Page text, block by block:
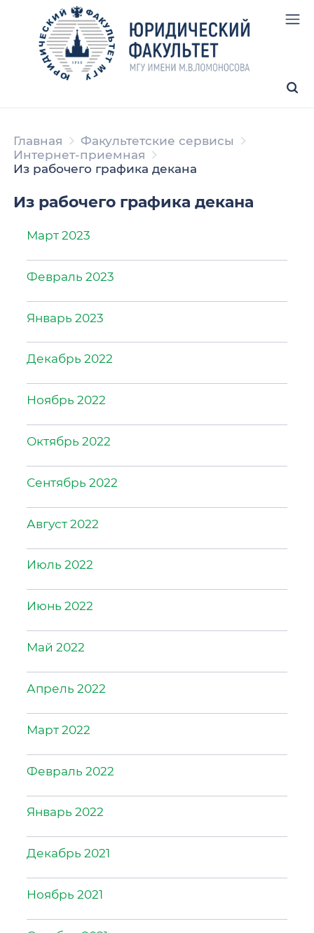
Главная
Факультетские сервисы
Интернет-приемная
Из рабочего графика декана
Из рабочего графика декана
Март 2023
Февраль 2023
Январь 2023
Декабрь 2022
Ноябрь 2022
Октябрь 2022
Сентябрь 2022
Август 2022
Июль 2022
Июнь 2022
Май 2022
Апрель 2022
Март 2022
Февраль 2022
Январь 2022
Декабрь 2021
Ноябрь 2021